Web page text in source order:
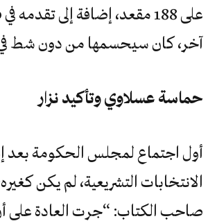
‬آخر،‭ ‬كان‭ ‬سيحسمها‭ ‬من‭ ‬دون‭ ‬شط‭ ‬في‭ ‬الدور‭ ‬الثاني‭.‬
حماسة‭ ‬عسلاوي‭ ‬وتأكيد‭ ‬نزار
أول اجتماع لمجلس الحكومة بعد
الانتخابات التشريعية، لم يكن
صاحب الكتاب: “جرت العادة على